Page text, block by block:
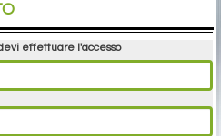
effettuare l'accesso